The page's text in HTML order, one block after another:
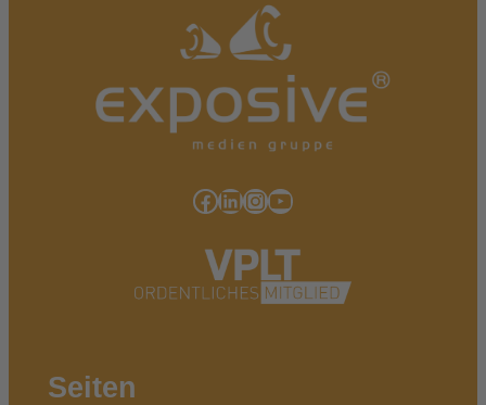
Facebook LinkedIn InstagramYouTube
Seiten